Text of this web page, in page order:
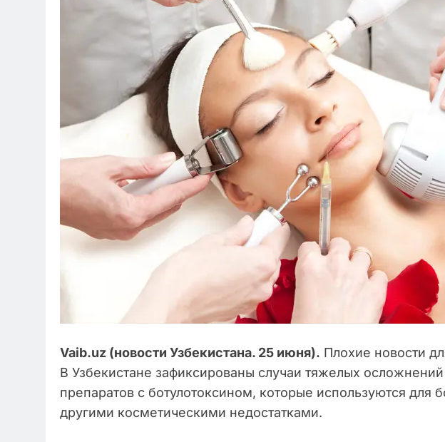
Vaib.uz (новости Узбекистана. 25 июня). Плохие новости
В Узбекистане зафиксированы случаи тяжелых
препаратов с ботулотоксином, которые используются
другими косметическими недостатками.